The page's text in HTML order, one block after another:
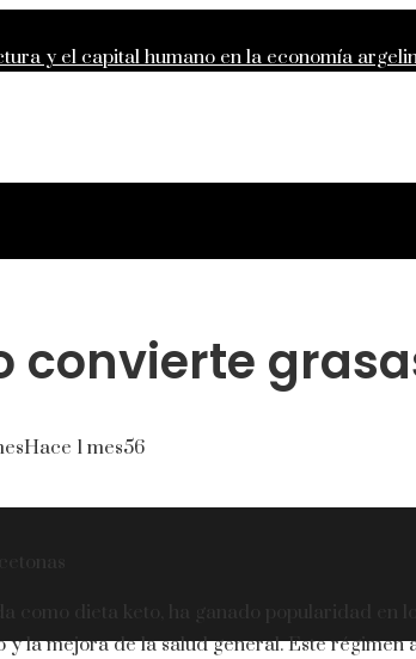
y el capital humano en la economía
precios para el crecimiento económico en
convierte
Hace 1 mes56
como dieta keto, ha ganado popularidad en
la mejora de la salud general. Este régimen